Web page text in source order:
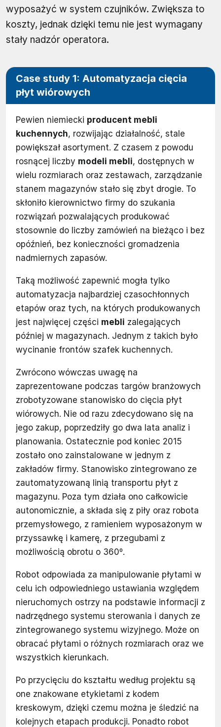
wyposażyć w system czujników. Zwiększa to
koszty, jednak dzięki temu nie jest wymagany
stały nadzór operatora.
Case study 1: Automatyzacja cięcia
płyt wiórowych
Pewien niemiecki producent mebli
kuchennych, rozwijając działalność, stale
powiększał asortyment. Z czasem z powodu
rosnącej liczby modeli mebli, dostępnych w
wielu rozmiarach oraz zestawach, zarządzanie
stanem magazynów stało się zbyt drogie. To
skłoniło kierownictwo firmy do szukania
rozwiązań pozwalających produkować
stosownie do liczby zamówień na bieżąco i bez
opóźnień, bez konieczności gromadzenia
nadmiernych zapasów.
Taką możliwość zapewnić mogła tylko
automatyzacja najbardziej czasochłonnych
etapów oraz tych, na których produkowanych
jest najwięcej części mebli zalegających
później w magazynach. Jednym z takich było
wycinanie frontów szafek kuchennych.
Zwrócono wówczas uwagę na
zaprezentowane podczas targów branżowych
zrobotyzowane stanowisko do cięcia płyt
wiórowych. Nie od razu zdecydowano się na
jego zakup, poprzedziły go dwa lata analiz i
planowania. Ostatecznie pod koniec 2015
zostało ono zainstalowane w jednym z
zakładów firmy. Stanowisko zintegrowano ze
zautomatyzowaną linią transportu płyt z
magazynu. Poza tym działa ono całkowicie
autonomicznie, a składa się z piły oraz robota
przemysłowego, z ramieniem wyposażonym w
przyssawkę i kamerę, z przegubami z
możliwością obrotu o 360º.
Robot odpowiada za manipulowanie płytami w
celu ich odpowiedniego ustawiania względem
nieruchomych ostrzy na podstawie informacji z
nadrzędnego systemu sterowania i danych ze
zintegrowanego systemu wizyjnego. Może on
obracać płytami o różnych rozmiarach oraz we
wszystkich kierunkach.
Po przycięciu do kształtu według projektu są
one znakowane etykietami z kodem
kreskowym, dzięki czemu można je śledzić na
kolejnych etapach produkcji. Ponadto robot